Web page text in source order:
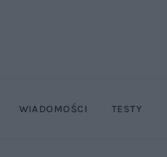
WIADOMOŚCI TESTY